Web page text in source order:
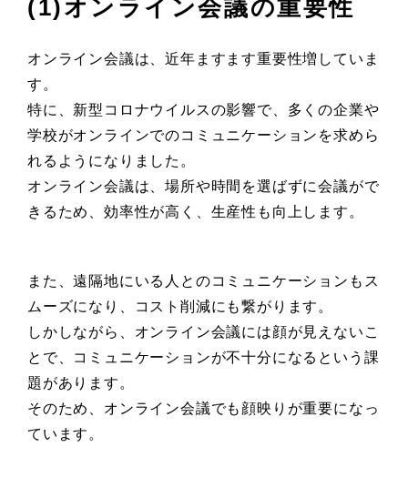
(1)オンライン会議の重要性
オンライン会議は、近年ますます重要性増していま
す。
特に、新型コロナウイルスの影響で、多くの企業や
学校がオンラインでのコミュニケーションを求めら
れるようになりました。
オンライン会議は、場所や時間を選ばずに会議がで
きるため、効率性が高く、生産性も向上します。
また、遠隔地にいる人とのコミュニケーションもス
ムーズになり、コスト削減にも繋がります。
しかしながら、オンライン会議には顔が見えないこ
とで、コミュニケーションが不十分になるという課
題があります。
そのため、オンライン会議でも顔映りが重要になっ
ています。